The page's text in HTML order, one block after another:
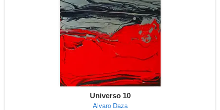
Universo 10
Alvaro Daza